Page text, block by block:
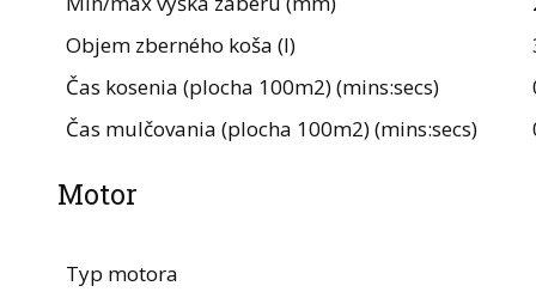
Objem zberného koša (l)
Čas kosenia (plocha 100m2) (mins:secs)
Čas mulčovania (plocha 100m2) (mins:secs)
Motor
Typ motora